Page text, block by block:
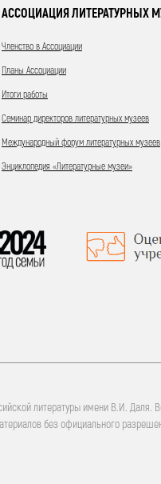
АССОЦИАЦИЯ ЛИТЕРАТУРНЫХ
Членство в Ассоциации
Планы Ассоциации
Итоги работы
Семинар директоров литературных музеев
Международный форум литературных музеев
Энциклопедия «Литературные музеи»
литературы имени В.И.
без официального